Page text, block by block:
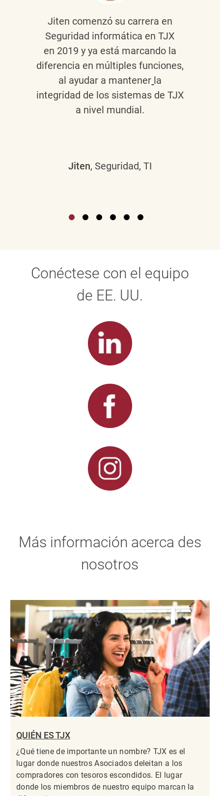
Jiten comenzó su carrera en
Seguridad informática en TJX
en 2019 y ya está marcando la
diferencia en múltiples funciones,
al ayudar a mantener la
integridad de los sistemas de TJX
a nivel mundial.
Jiten, Seguridad, TI
Conéctese con el equipo
de EE. UU.
Más información acerca des
nosotros
QUIÉN ES TJX
¿Qué tiene de importante un nombre? TJX es el
lugar donde nuestros Asociados deleitan a los
compradores con tesoros escondidos. El lugar
donde los miembros de nuestro equipo marcan la